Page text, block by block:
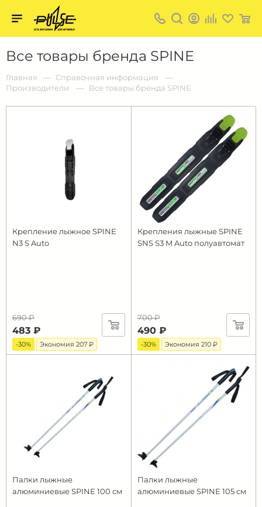
Все товары бренда SPINE
пульс:
сеть
для
активных
Барнауле:
Главная
Справочная информация
Производители
Все товары бренда SPINE
Крепление лыжное SPINE
N3 S Auto
-30% Экономия 207 ₽
690 ₽
483 ₽
Крепления лыжные SPINE
SNS S3 M Auto полуавтомат
-30% Экономия 210 ₽
700 ₽
490 ₽
Палки лыжные
алюминиевые SPINE 100 см
Палки лыжные
алюминиевые SPINE 105 см